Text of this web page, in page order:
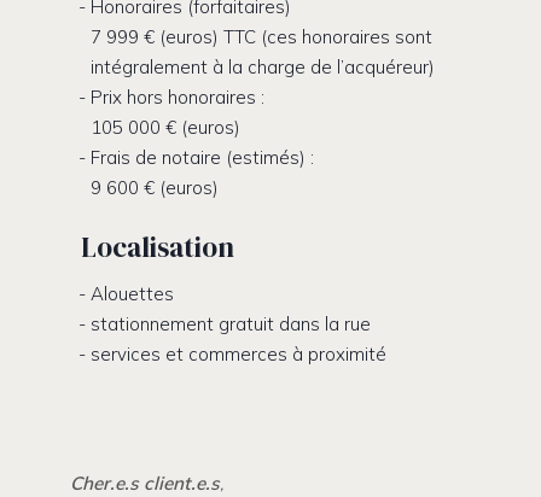
Honoraires (forfaitaires)
7 999 € (euros) TTC (ces honoraires sont
intégralement à la charge de l’acquéreur)
Prix hors honoraires :
105 000 € (euros)
Frais de notaire (estimés) :
9 600 € (euros)
Localisation
Alouettes
stationnement gratuit dans la rue
services et commerces à proximité
Cher.e.s client.e.s,